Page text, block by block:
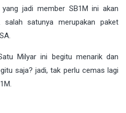
jadi member SB1M ini akan
salah satunya merupakan paket
Milyar ini begitu menarik dan
saja? jadi, tak perlu cemas lagi